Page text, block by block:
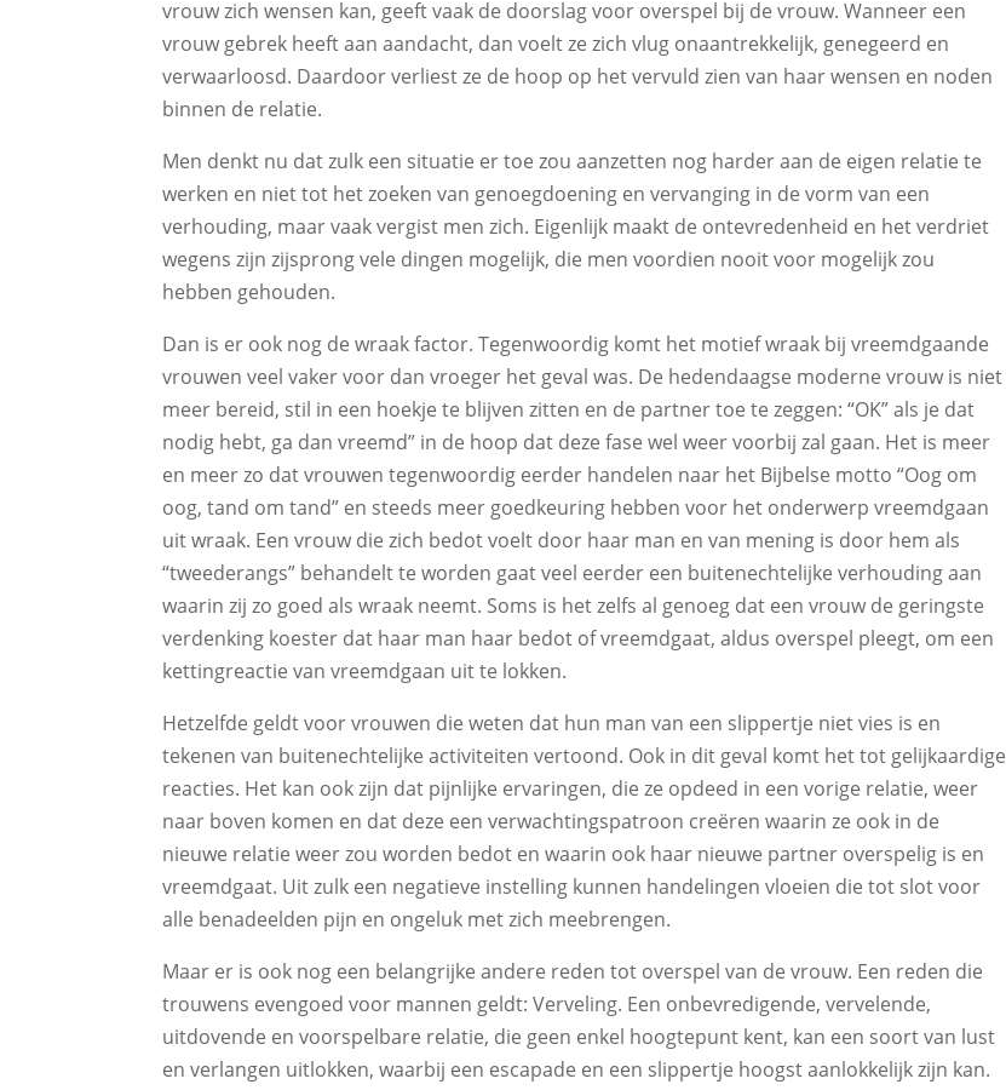
vrouw zich wensen kan, geeft vaak de doorslag voor overspel bij de vrouw. Wanneer een
vrouw gebrek heeft aan aandacht, dan voelt ze zich vlug onaantrekkelijk, genegeerd en
verwaarloosd. Daardoor verliest ze de hoop op het vervuld zien van haar wensen en noden
binnen de relatie.
Men denkt nu dat zulk een situatie er toe zou aanzetten nog harder aan de eigen relatie te
werken en niet tot het zoeken van genoegdoening en vervanging in de vorm van een
verhouding, maar vaak vergist men zich. Eigenlijk maakt de ontevredenheid en het verdriet
wegens zijn zijsprong vele dingen mogelijk, die men voordien nooit voor mogelijk zou
hebben gehouden.
Dan is er ook nog de wraak factor. Tegenwoordig komt het motief wraak bij vreemdgaande
vrouwen veel vaker voor dan vroeger het geval was. De hedendaagse moderne vrouw is niet
meer bereid, stil in een hoekje te blijven zitten en de partner toe te zeggen: “OK” als je dat
nodig hebt, ga dan vreemd” in de hoop dat deze fase wel weer voorbij zal gaan. Het is meer
en meer zo dat vrouwen tegenwoordig eerder handelen naar het Bijbelse motto “Oog om
oog, tand om tand” en steeds meer goedkeuring hebben voor het onderwerp vreemdgaan
uit wraak. Een vrouw die zich bedot voelt door haar man en van mening is door hem als
“tweederangs” behandelt te worden gaat veel eerder een buitenechtelijke verhouding aan
waarin zij zo goed als wraak neemt. Soms is het zelfs al genoeg dat een vrouw de geringste
verdenking koester dat haar man haar bedot of vreemdgaat, aldus overspel pleegt, om een
kettingreactie van vreemdgaan uit te lokken.
Hetzelfde geldt voor vrouwen die weten dat hun man van een slippertje niet vies is en
tekenen van buitenechtelijke activiteiten vertoond. Ook in dit geval komt het tot gelijkaardige
reacties. Het kan ook zijn dat pijnlijke ervaringen, die ze opdeed in een vorige relatie, weer
naar boven komen en dat deze een verwachtingspatroon creëren waarin ze ook in de
nieuwe relatie weer zou worden bedot en waarin ook haar nieuwe partner overspelig is en
vreemdgaat. Uit zulk een negatieve instelling kunnen handelingen vloeien die tot slot voor
alle benadeelden pijn en ongeluk met zich meebrengen.
Maar er is ook nog een belangrijke andere reden tot overspel van de vrouw. Een reden die
trouwens evengoed voor mannen geldt: Verveling. Een onbevredigende, vervelende,
uitdovende en voorspelbare relatie, die geen enkel hoogtepunt kent, kan een soort van lust
en verlangen uitlokken, waarbij een escapade en een slippertje hoogst aanlokkelijk zijn kan.